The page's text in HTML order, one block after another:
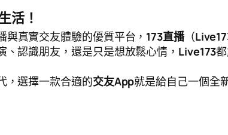
活！
與真實交友體驗的優質平台， 173直播（
認識朋友，還是只是想放鬆心情， Live173
，選擇一款合適的交友App就是給自己一個全